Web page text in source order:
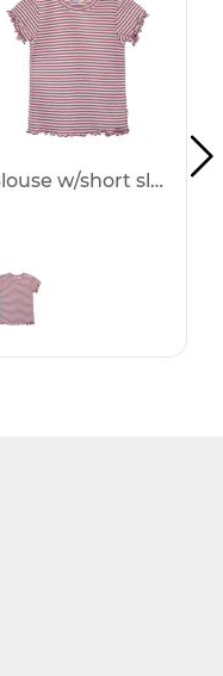
Blouse w/short sleeves -25%